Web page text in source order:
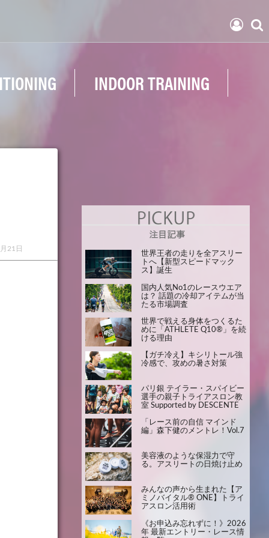
INDOOR TRAINING
21日
世界王者の走りを全アスリー
トへ【新型スピードマック
ス】誕生
国内人気No1のレースウエア
は？ 話題の冷却アイテムが当
たる市場調査
世界で戦える身体をつくるた
めに「ATHLETE Q10®」を続
ける理由
【ガチ冷え】キシリトール強
冷感で、攻めの暑さ対策
パリ銀 テイラー・スパイビー
選手の親子トライアスロン教
室 Supported by DESCENTE
「レース前の自信 マインド
編」森下健のメントレ！Vol.7
美容液のような保湿力で守
る。アスリートの日焼け止め
みんなの声から生まれた【ア
ミノバイタル® ONE】トライ
アスロン活用術
《お申込み忘れずに！》2026
年 最新エントリー・レース情